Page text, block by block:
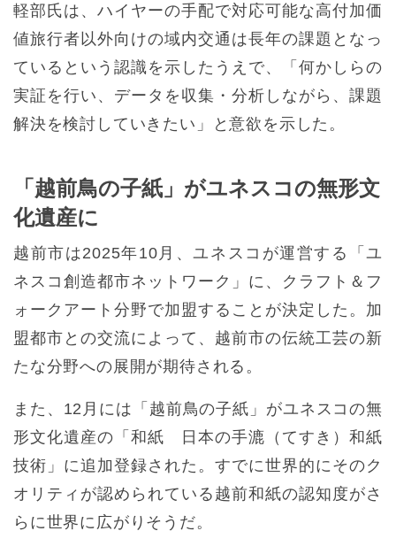
軽部氏は、ハイヤーの手配で対応可能な高付加価
値旅行者以外向けの域内交通は長年の課題となっ
ているという認識を示したうえで、「何かしらの
実証を行い、データを収集・分析しながら、課題
解決を検討していきたい」と意欲を示した。
「越前鳥の子紙」がユネスコの無形文
化遺産に
越前市は2025年10月、ユネスコが運営する「ユ
ネスコ創造都市ネットワーク」に、クラフト＆フ
ォークアート分野で加盟することが決定した。加
盟都市との交流によって、越前市の伝統工芸の新
たな分野への展開が期待される。
また、12月には「越前鳥の子紙」がユネスコの無
形文化遺産の「和紙 日本の手漉（てすき）和紙
技術」に追加登録された。すでに世界的にそのク
オリティが認められている越前和紙の認知度がさ
らに世界に広がりそうだ。